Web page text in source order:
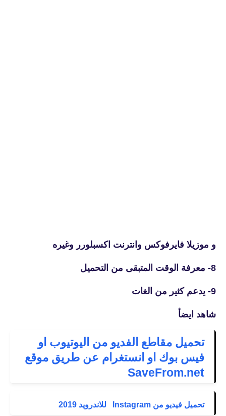
و موزيلا فايرفوكس وانترنت اكسبلورر وغيره
8- معرفة الوقت المتبقى من التحميل
9- يدعم كثير من الغات
شاهد ايضأ
تحميل مقاطع الفديو من اليوتيوب او
فيس بوك او انستغرام عن طريق موقع
SaveFrom.net
تحميل فيديو من Instagram للاندرويد 2019